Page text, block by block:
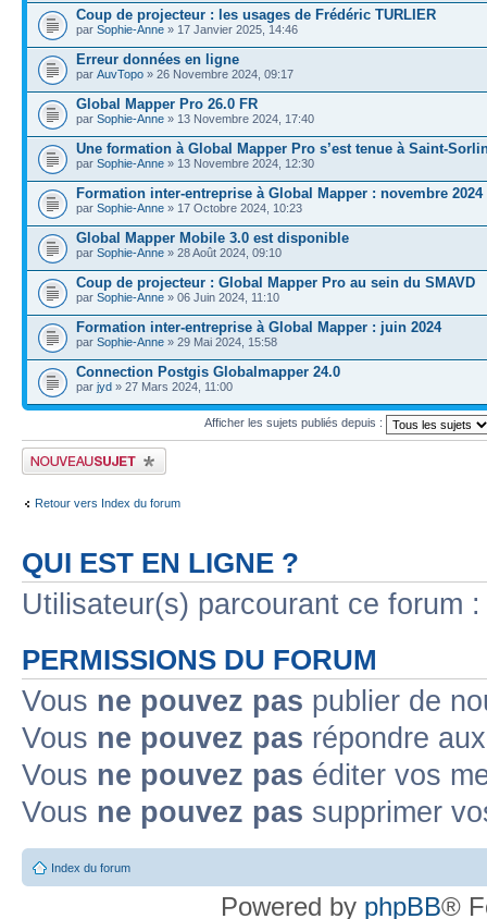
Coup de projecteur : les usages de Frédéric TURLIER
par Sophie-Anne » 17 Janvier 2025, 14:46
Erreur données en ligne
par AuvTopo » 26 Novembre 2024, 09:17
Global Mapper Pro 26.0 FR
par Sophie-Anne » 13 Novembre 2024, 17:40
Une formation à Global Mapper Pro s’est tenue à Saint-
par Sophie-Anne » 13 Novembre 2024, 12:30
Formation inter-entreprise à Global Mapper : novembre 2024
par Sophie-Anne » 17 Octobre 2024, 10:23
Global Mapper Mobile 3.0 est disponible
par Sophie-Anne » 28 Août 2024, 09:10
Coup de projecteur : Global Mapper Pro au sein du SMAVD
par Sophie-Anne » 06 Juin 2024, 11:10
Formation inter-entreprise à Global Mapper : juin 2024
par Sophie-Anne » 29 Mai 2024, 15:58
Connection Postgis Globalmapper 24.0
par jyd » 27 Mars 2024, 11:00
Afficher les sujets publiés depuis :
Publier un nouveau sujet
Retour vers Index du forum
QUI EST EN LIGNE ?
Utilisateur(s) parcourant ce forum
PERMISSIONS DU FORUM
Vous ne pouvez pas publier de
Vous ne pouvez pas répondre
Vous ne pouvez pas éditer vos
Vous ne pouvez pas supprimer
Index du forum
Powered by phpBB®